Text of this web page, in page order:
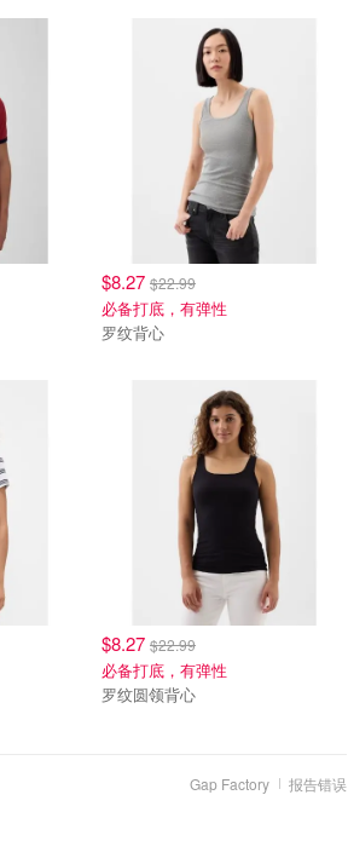
$8.27 $22.99
必备打底，有弹性
罗纹背心
$8.27 $22.99
必备打底，有弹性
罗纹圆领背心
报告错误
Gap Factory